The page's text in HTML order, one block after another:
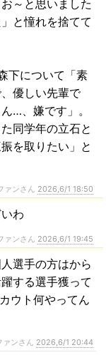
～と思いました
と憧れを捨てて
下について「素
優しい先輩で
…、嫌です」。
同学年の立石と
を取りたい」と
ァンさん 2026,6/1 18:50
わ
ァンさん 2026,6/1 19:45
選手の方はから
する選手獲って
ウト何やってん
ンさん 2026,6/1 20:44